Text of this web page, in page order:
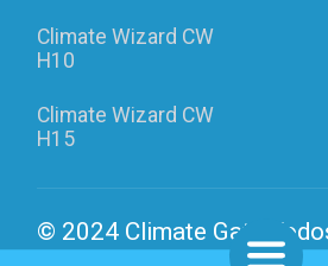
Climate Wizard CW
H10
Climate Wizard CW
H15
© 2024 Climate Gate